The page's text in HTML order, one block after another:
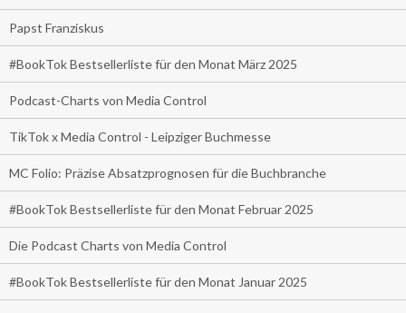
Papst Franziskus
#BookTok Bestsellerliste für den Monat März 2025
Podcast-Charts von Media Control
TikTok x Media Control - Leipziger Buchmesse
MC Folio: Präzise Absatzprognosen für die Buchbranche
#BookTok Bestsellerliste für den Monat Februar 2025
Die Podcast Charts von Media Control
#BookTok Bestsellerliste für den Monat Januar 2025